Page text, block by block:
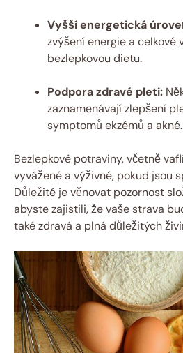
Vyšší energetická
zvýšení energie a
bezlepkovou dietu.
Podpora zdravé pleti:
zaznamenávají zlepšení
symptomů ekzémů a akné.
Bezlepkové potraviny, včetně
vyvážené a výživné, pokud jsou
Důležité je věnovat pozornost
abyste zajistili, že vaše strava
také zdravá a plná důležitých